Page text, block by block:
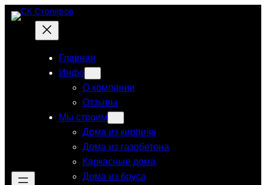
Перейти
содержимому
Главная
Инфо
О компании
Отзывы
Мы строим
Дома из кирпича
Дома из газобетона
Каркасные дома
Дома из бруса